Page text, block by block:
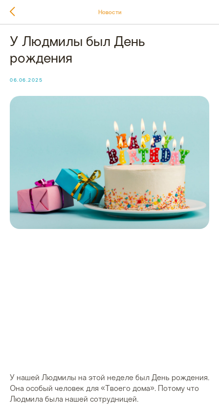
Новости
У Людмилы был День
рождения
06.06.2025
У нашей Людмилы на этой неделе был День рождения.
Она особый человек для «Твоего дома». Потому что
Людмила была нашей сотрудницей.